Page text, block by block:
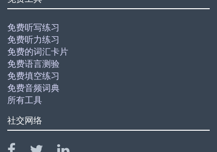
免费听写练习
免费听力练习
免费的词汇卡片
免费语言测验
免费填空练习
免费音频词典
所有工具
社交网络